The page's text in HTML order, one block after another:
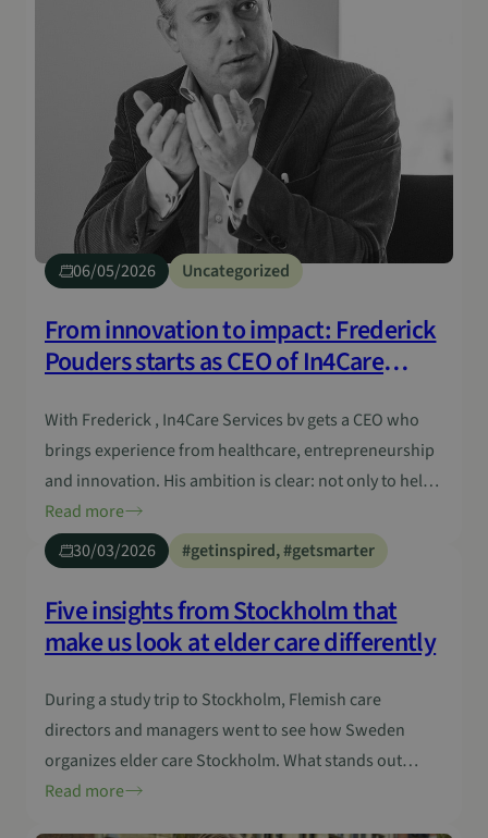
06/05/2026 Uncategorized
From innovation to impact: Frederick
Pouders starts as CEO of In4Care
With Frederick , In4Care Services bv gets a CEO who
brings experience from healthcare, entrepreneurship
and innovation. His ambition is clear: not only to help
develop innovations, but also to make them effective
in practice. Together with In4Care Community vzw, we
will continue to build a strong In4Care group and
ecosystem in which innovation does…
Read more
30/03/2026
#getinspired, #getsmarter
Five insights from Stockholm that
make us look at elder care differently
During a study trip to Stockholm, Flemish care
directors and managers went to see how Sweden
organizes elder care Stockholm. What stands out
when you take a closer look at a different care system?
Read more